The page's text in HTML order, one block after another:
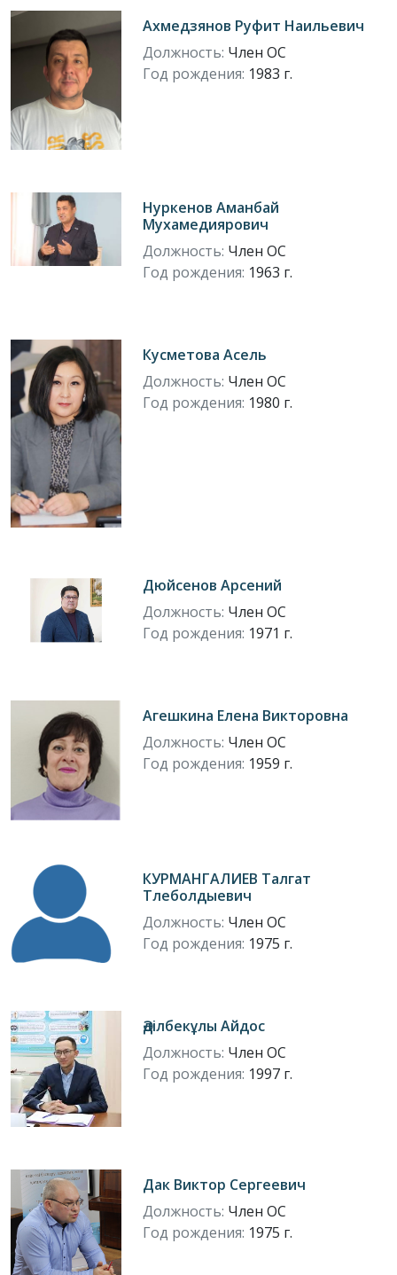
Ахмедзянов Руфит Наильевич
Должность: Член ОС
Год рождения: 1983 г.
Нуркенов Аманбай
Мухамедиярович
Должность: Член ОС
Год рождения: 1963 г.
Кусметова Асель
Должность: Член ОС
Год рождения: 1980 г.
Дюйсенов Арсений
Должность: Член ОС
Год рождения: 1971 г.
Агешкина Елена Викторовна
Должность: Член ОС
Год рождения: 1959 г.
КУРМАНГАЛИЕВ Талгат
Тлеболдыевич
Должность: Член ОС
Год рождения: 1975 г.
Әділбекұлы Айдос
Должность: Член ОС
Год рождения: 1997 г.
Дак Виктор Сергеевич
Должность: Член ОС
Год рождения: 1975 г.